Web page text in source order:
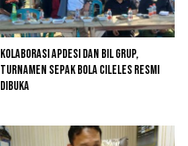
Kolaborasi Apdesi dan BIL Grup,
Turnamen Sepak Bola Cileles Resmi
Dibuka